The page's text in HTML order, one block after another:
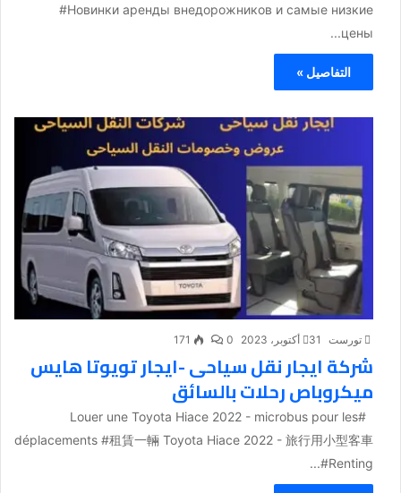
#Новинки аренды внедорожников и самые низкие
цены...
التفاصيل »
تورست 31 أكتوبر، 2023 0
171
شركة ايجار نقل سياحى -ايجار تويوتا هايس
ميكروباص رحلات بالسائق
#Louer une Toyota Hiace 2022 - microbus pour les
déplacements #租賃一輛 Toyota Hiace 2022 - 旅行用小型客車
#Renting...